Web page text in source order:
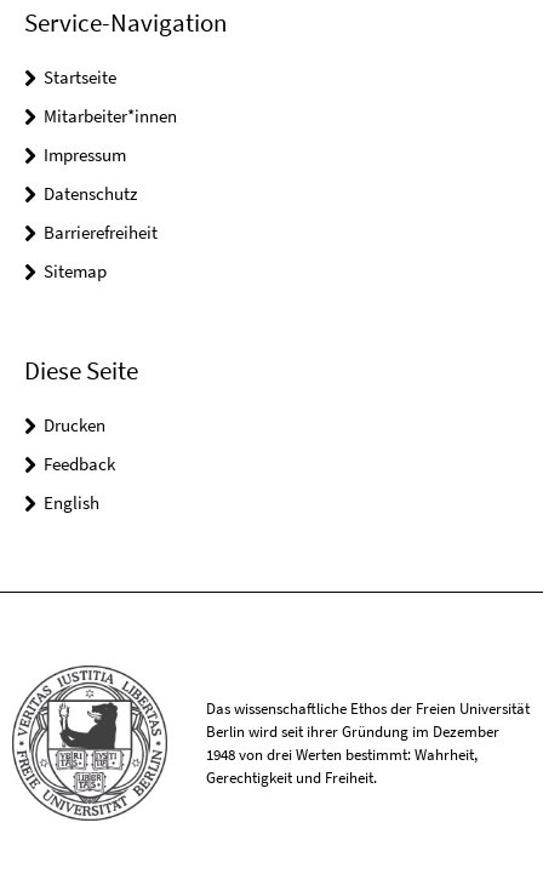
Service-Navigation
Startseite
Mitarbeiter*innen
Impressum
Datenschutz
Barrierefreiheit
Sitemap
Diese Seite
Drucken
Feedback
English
Das wissenschaftliche Ethos der Freien Universität
Berlin wird seit ihrer Gründung im Dezember
1948 von drei Werten bestimmt: Wahrheit,
Gerechtigkeit und Freiheit.